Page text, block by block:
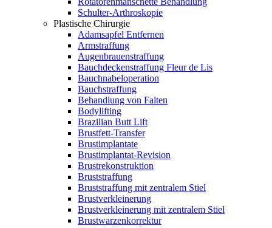
Schulter-Arthroskopie
Plastische Chirurgie
Adamsapfel Entfernen
Armstraffung
Augenbrauenstraffung
Bauchdeckenstraffung Fleur de Lis
Bauchnabeloperation
Bauchstraffung
Behandlung von Falten
Bodylifting
Brazilian Butt Lift
Brustfett-Transfer
Brustimplantate
Brustimplantat-Revision
Brustrekonstruktion
Bruststraffung
Bruststraffung mit zentralem Stiel
Brustverkleinerung
Brustverkleinerung mit zentralem Stiel
Brustwarzenkorrektur